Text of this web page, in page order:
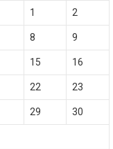
1 2
8 9
15 16
22 23
29 30